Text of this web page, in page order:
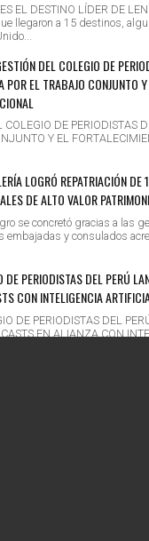
EL DESTINO LÍDER DE
llegaron a 15 destinos,
DEL COLEGIO DE
POR EL TRABAJO CONJUNTO
DE PERIODISTAS
Y EL
LOGRÓ REPATRIACIÓN DE
DE ALTO VALOR
se concretó gracias a las
embajadas y consulados
DE PERIODISTAS DEL PERÚ
CON INTELIGENCIA
DE PERIODISTAS DEL
EN ALIANZA CON